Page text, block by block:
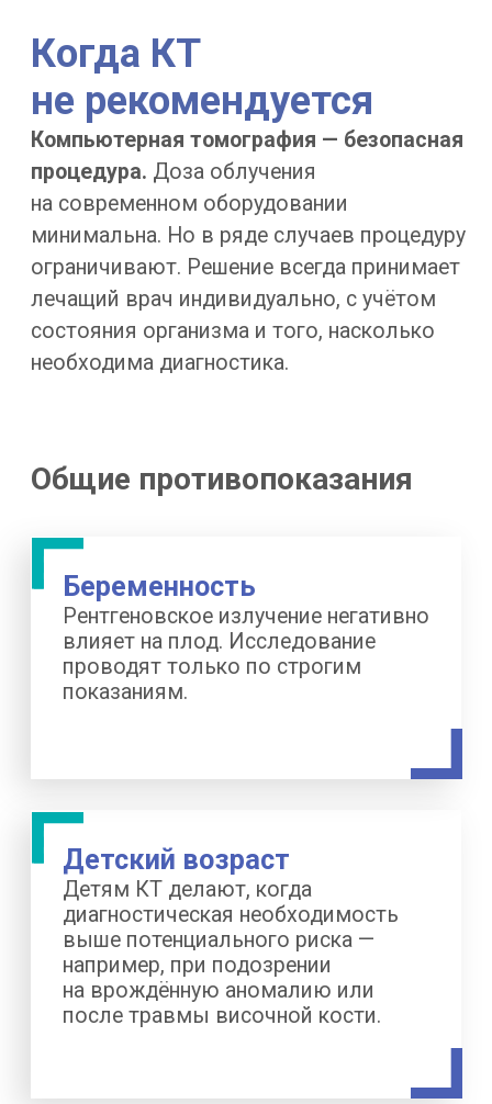
формирует объёмную трёхмерную
модель. Малая толщина среза — главное
условие точности: именно она позволяет
увидеть мельчайшие структуры. В отличие
от обычной мультиспиральной
томографии (МСКТ),конусно-лучевой
томограф даёт высокую детализацию
кости при сниженной лучевой нагрузке.
Снимок выполняется сразу слева
и справа, поэтому врач оценивает обе
Нужен ли контраст
Введение контрастного вещества
на основе йода внутривенно применяют
по решению врача, например при
новообразование. В этом случае заранее
уточняют, нет ли аллергической реакции
на йод. Для обычной диагностики
контрастирование не требуется.
Что вы получите после
Результат можно получить
в нескольких форматах: